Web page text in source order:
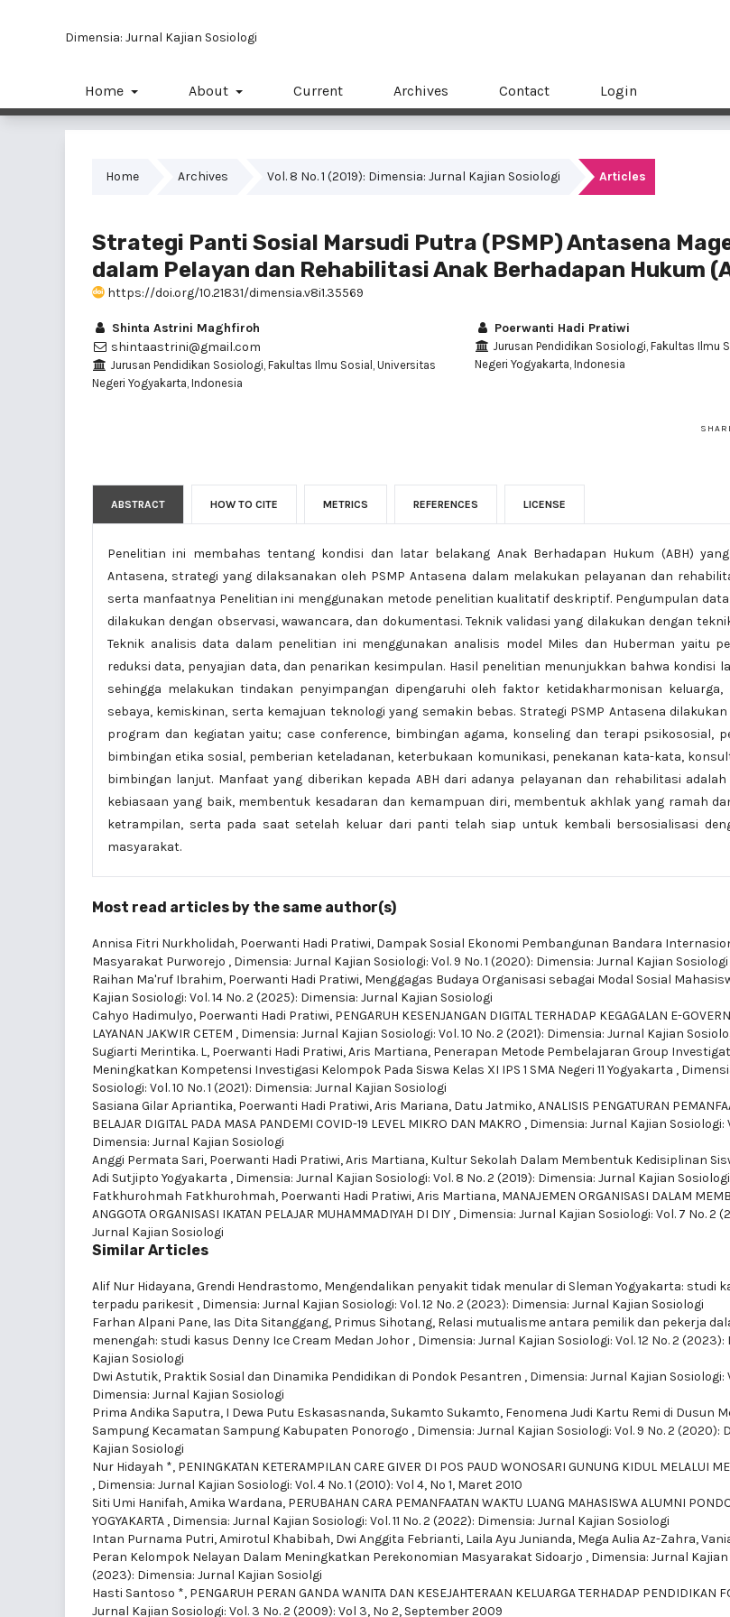
Dimensia: Jurnal Kajian Sosiologi
Home About Current Archives Contact Login
Home Archives Vol. 8 No. 1 (2019): Dimensia: Jurnal Kajian Sosiologi Articles
Strategi Panti Sosial Marsudi Putra (PSMP) Antasena
dalam Pelayan dan Rehabilitasi Anak Berhadapan Hukum
https://doi.org/10.21831/dimensia.v8i1.35569
Shinta Astrini Maghfiroh
shintaastrini@gmail.com
Jurusan Pendidikan Sosiologi, Fakultas Ilmu Sosial, Universitas
Negeri Yogyakarta, Indonesia
Poerwanti Hadi Pratiwi
Jurusan Pendidikan Sosiologi, Fakultas Ilmu
Negeri Yogyakarta, Indonesia
ABSTRACT HOW TO CITE METRICS REFERENCES LICENSE
Penelitian ini membahas tentang kondisi dan latar belakang Anak Berhadapan Hukum (ABH)
Antasena, strategi yang dilaksanakan oleh PSMP Antasena dalam melakukan pelayanan dan
serta manfaatnya Penelitian ini menggunakan metode penelitian kualitatif deskriptif. Pengumpulan
dilakukan dengan observasi, wawancara, dan dokumentasi. Teknik validasi yang dilakukan dengan
Teknik analisis data dalam penelitian ini menggunakan analisis model Miles dan Huberman yaitu
reduksi data, penyajian data, dan penarikan kesimpulan. Hasil penelitian menunjukkan bahwa kondisi
sehingga melakukan tindakan penyimpangan dipengaruhi oleh faktor ketidakharmonisan keluarga,
sebaya, kemiskinan, serta kemajuan teknologi yang semakin bebas. Strategi PSMP Antasena
program dan kegiatan yaitu; case conference, bimbingan agama, konseling dan terapi psikososial,
bimbingan etika sosial, pemberian keteladanan, keterbukaan komunikasi, penekanan kata-kata,
bimbingan lanjut. Manfaat yang diberikan kepada ABH dari adanya pelayanan dan rehabilitasi
kebiasaan yang baik, membentuk kesadaran dan kemampuan diri, membentuk akhlak yang ramah
ketrampilan, serta pada saat setelah keluar dari panti telah siap untuk kembali bersosialisasi
masyarakat.
Most read articles by the same author(s)
Annisa Fitri Nurkholidah, Poerwanti Hadi Pratiwi, Dampak Sosial Ekonomi Pembangunan Bandara
Masyarakat Purworejo , Dimensia: Jurnal Kajian Sosiologi: Vol. 9 No. 1 (2020): Dimensia: Jurnal Kajian Sosiologi
Raihan Ma'ruf Ibrahim, Poerwanti Hadi Pratiwi, Menggagas Budaya Organisasi sebagai Modal Sosial
Kajian Sosiologi: Vol. 14 No. 2 (2025): Dimensia: Jurnal Kajian Sosiologi
Cahyo Hadimulyo, Poerwanti Hadi Pratiwi, PENGARUH KESENJANGAN DIGITAL TERHADAP KEGAGALAN E-
LAYANAN JAKWIR CETEM , Dimensia: Jurnal Kajian Sosiologi: Vol. 10 No. 2 (2021): Dimensia: Jurnal Kajian
Sugiarti Merintika. L, Poerwanti Hadi Pratiwi, Aris Martiana, Penerapan Metode Pembelajaran Group
Meningkatkan Kompetensi Investigasi Kelompok Pada Siswa Kelas XI IPS 1 SMA Negeri 11 Yogyakarta ,
Sosiologi: Vol. 10 No. 1 (2021): Dimensia: Jurnal Kajian Sosiologi
Sasiana Gilar Apriantika, Poerwanti Hadi Pratiwi, Aris Mariana, Datu Jatmiko,ANALISIS PENGATURAN
BELAJAR DIGITAL PADA MASA PANDEMI COVID-19 LEVEL MIKRO DAN MAKRO , Dimensia: Jurnal Kajian Sosiologi:
Dimensia: Jurnal Kajian Sosiologi
Anggi Permata Sari, Poerwanti Hadi Pratiwi, Aris Martiana, Kultur Sekolah Dalam Membentuk Kedisiplinan
Adi Sutjipto Yogyakarta , Dimensia: Jurnal Kajian Sosiologi: Vol. 8 No. 2 (2019): Dimensia: Jurnal Kajian Sosiologi
Fatkhurohmah Fatkhurohmah, Poerwanti Hadi Pratiwi, Aris Martiana, MANAJEMEN ORGANISASI DALAM
ANGGOTA ORGANISASI IKATAN PELAJAR MUHAMMADIYAH DI DIY , Dimensia: Jurnal Kajian Sosiologi: Vol. 7 No. 2
Jurnal Kajian Sosiologi
Similar Articles
Alif Nur Hidayana, Grendi Hendrastomo, Mengendalikan penyakit tidak menular di Sleman Yogyakarta: studi
terpadu parikesit , Dimensia: Jurnal Kajian Sosiologi: Vol. 12 No. 2 (2023): Dimensia: Jurnal Kajian Sosiologi
Farhan Alpani Pane, Ias Dita Sitanggang, Primus Sihotang, Relasi mutualisme antara pemilik dan pekerja
menengah: studi kasus Denny Ice Cream Medan Johor , Dimensia: Jurnal Kajian Sosiologi: Vol. 12 No. 2
Kajian Sosiologi
Dwi Astutik, Praktik Sosial dan Dinamika Pendidikan di Pondok Pesantren , Dimensia: Jurnal Kajian Sosiologi:
Dimensia: Jurnal Kajian Sosiologi
Prima Andika Saputra, I Dewa Putu Eskasasnanda, Sukamto Sukamto, Fenomena Judi Kartu Remi di Dusun
Sampung Kecamatan Sampung Kabupaten Ponorogo , Dimensia: Jurnal Kajian Sosiologi: Vol. 9 No. 2 (2020):
Kajian Sosiologi
Nur Hidayah *, PENINGKATAN KETERAMPILAN CARE GIVER DI POS PAUD WONOSARI GUNUNG KIDUL MELALUI
, Dimensia: Jurnal Kajian Sosiologi: Vol. 4 No. 1 (2010): Vol 4, No 1, Maret 2010
Siti Umi Hanifah, Amika Wardana, PERUBAHAN CARA PEMANFAATAN WAKTU LUANG MAHASISWA ALUMNI
YOGYAKARTA , Dimensia: Jurnal Kajian Sosiologi: Vol. 11 No. 2 (2022): Dimensia: Jurnal Kajian Sosiologi
Intan Purnama Putri, Amirotul Khabibah, Dwi Anggita Febrianti, Laila Ayu Junianda, Mega Aulia Az-Zahra,
Peran Kelompok Nelayan Dalam Meningkatkan Perekonomian Masyarakat Sidoarjo , Dimensia: Jurnal Kajian
(2023): Dimensia: Jurnal Kajian Sosiolgi
Hasti Santoso *, PENGARUH PERAN GANDA WANITA DAN KESEJAHTERAAN KELUARGA TERHADAP PENDIDIKAN
Jurnal Kajian Sosiologi: Vol. 3 No. 2 (2009): Vol 3, No 2, September 2009